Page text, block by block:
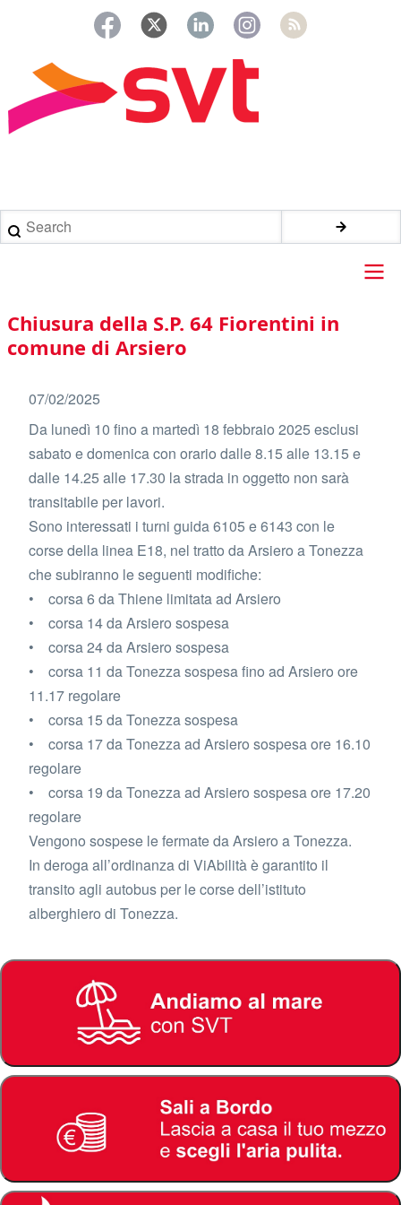
principale
di
pane
Search
Main
navigation
Chiusura della S.P. 64 Fiorentini in
comune di Arsiero
07/02/2025
Da lunedì 10 fino a martedì 18 febbraio 2025 esclusi
sabato e domenica con orario dalle 8.15 alle 13.15 e
dalle 14.25 alle 17.30 la strada in oggetto non sarà
transitabile per lavori.
Sono interessati i turni guida 6105 e 6143 con le
corse della linea E18, nel tratto da Arsiero a Tonezza
che subiranno le seguenti modifiche:
• corsa 6 da Thiene limitata ad Arsiero
• corsa 14 da Arsiero sospesa
• corsa 24 da Arsiero sospesa
• corsa 11 da Tonezza sospesa fino ad Arsiero ore
11.17 regolare
• corsa 15 da Tonezza sospesa
• corsa 17 da Tonezza ad Arsiero sospesa ore 16.10
regolare
• corsa 19 da Tonezza ad Arsiero sospesa ore 17.20
regolare
Vengono sospese le fermate da Arsiero a Tonezza.
In deroga all’ordinanza di ViAbilità è garantito il
transito agli autobus per le corse dell’istituto
alberghiero di Tonezza.